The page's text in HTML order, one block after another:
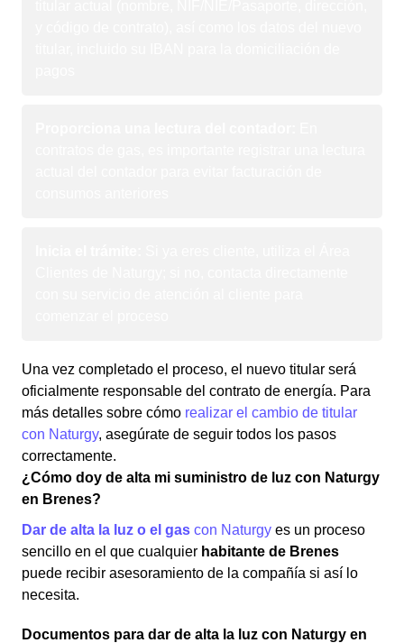
Una vez completado el proceso, el nuevo titular será
oficialmente responsable del contrato de energía. Para
más detalles sobre cómo realizar el cambio de titular
con Naturgy, asegúrate de seguir todos los pasos
correctamente.
¿Cómo doy de alta mi suministro de luz con Naturgy
en Brenes?
Dar de alta la luz o el gas con Naturgy es un proceso
sencillo en el que cualquier habitante de Brenes
puede recibir asesoramiento de la compañía si así lo
necesita.
Documentos para dar de alta la luz con Naturgy en